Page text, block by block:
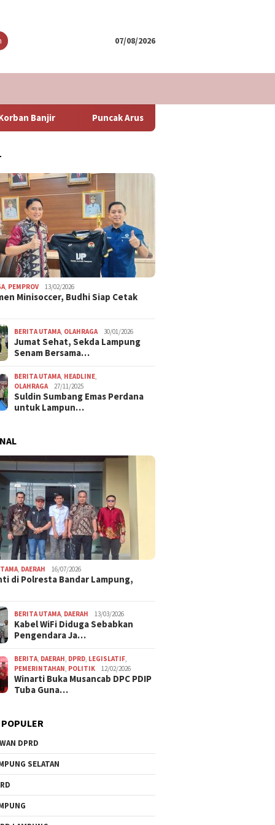
07/08/2026
Puncak Arus Balik Lebaran 2024 Diperkirakan Hari Minggu Besok
PEMPROV 13/02/2026
Minisoccer, Budhi Siap Cetak
BERITA UTAMA OLAHRAGA 30/01/2026
Jumat Sehat, Sekda Lampung
Senam Bersama…
BERITA UTAMA HEADLINE
OLAHRAGA
27/11/2025
Suldin Sumbang Emas Perdana
untuk Lampun…
DAERAH 16/07/2026
di Polresta Bandar Lampung,
BERITA UTAMA DAERAH 13/03/2026
Kabel WiFi Diduga Sebabkan
Pengendara Ja…
BERITA DAERAH DPRD LEGISLATIF
PEMERINTAHAN POLITIK 12/02/2026
Winarti Buka Musancab DPC PDIP
Tuba Guna…
DPRD
SELATAN